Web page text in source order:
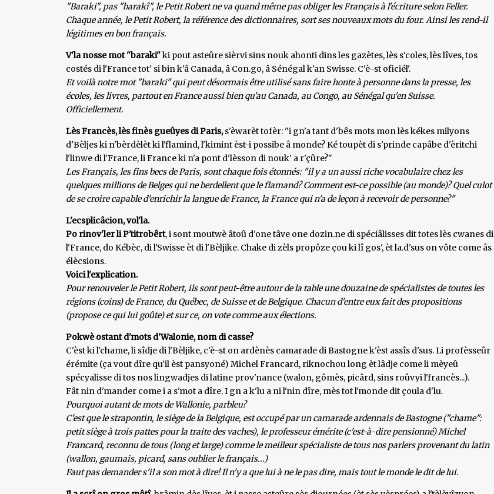
"Baraki", pas "barakî", le Petit Robert ne va quand même pas obliger les Français à l'écriture selon Feller.
Chaque année, le Petit Robert, la référence des dictionnaires, sort ses nouveaux mots du four. Ainsi les rend-il
légitimes en bon français.
V'la nosse mot "baraki"ki pout asteûre sièrvi sins nouk ahonti dins les gazètes, lès s'coles, lès lîves, tos
costés di l'France tot' si bin k'â Canada, â Con.go, â Sénégal k'an Swisse. C'è-st oficiél'.
Et voilà notre mot "baraki" qui peut désormais être utilisé sans faire honte à personne dans la presse, les
écoles, les livres, partout en France aussi bien qu'au Canada, au Congo, au Sénégal qu'en Suisse.
Officiellement.
Lès Francès, lès finès gueûyes di Paris,s'èwarèt tofèr: "i gn'a tant d'bês mots mon lès kékes milyons
d'Bèljes ki n'bèrdèlèt ki l'flamind, l'kimint èst-i possibe â monde? Ké toupèt di s'prinde capâbe d'èritchi
l'linwe di l'France, li France ki n'a pont d'lèsson di nouk' a r'çûre?"
Les Français, les fins becs de Paris, sont chaque fois étonnés: "il y a un aussi riche vocabulaire chez les
quelques millions de Belges qui ne berdellent que le flamand? Comment est-ce possible (au monde)? Quel culot
de se croire capable d'enrichir la langue de France, la France qui n'a de leçon à recevoir de personne?"
L'ecsplicâcion, vol'la.
Po rinov'ler li P'titrobêrt, i sont moutwè âtoû d'one tâve one dozin.ne di spéciâlisses dit totes lès cwanes di
l'France, do Kébèc, di l'Swisse èt di l'Bèljike. Chake di zèls propôze çou ki lî gos', èt la.d'sus on vôte come âs
élècsions.
Voici l'explication.
Pour renouveler le Petit Robert, ils sont peut-être autour de la table une douzaine de spécialistes de toutes les
régions (coins) de France, du Québec, de Suisse et de Belgique. Chacun d'entre eux fait des propositions
(propose ce qui lui goûte) et sur ce, on vote comme aux élections.
Pokwè ostant d'mots d'Walonie, nom di casse?
C'èst ki l'chame, li sîdje di l'Bèljike, c'è-st on ardènès camarade di Bastogne k'èst assîs d'sus. Li profèsseûr
érémite (ça vout dîre qu'il èst pansyoné) Michel Francard, riknochou long èt lâdje come li mèyeû
spécyalisse di tos nos lingwadjes di latine prov'nance (walon, gômès, picârd, sins roûvyi l'francès...).
Fât nin d'mander come i a s'mot a dîre. I gn a k'lu a ni l'nin dîre, mès tot l'monde dit çoula d'lu.
Pourquoi autant de mots de Wallonie, parbleu?
C'est que le strapontin, le siège de la Belgique, est occupé par un camarade ardennais de Bastogne ("chame":
petit siège à trois pattes pour la traite des vaches), le professeur émérite (c'est-à-dire pensionné) Michel
Francard, reconnu de tous (long et large) comme le meilleur spécialiste de tous nos parlers provenant du latin
(wallon, gaumais, picard, sans oublier le français...)
Faut pas demander s'il a son mot à dire! Il n'y a que lui à ne le pas dire, mais tout le monde le dit de lui.